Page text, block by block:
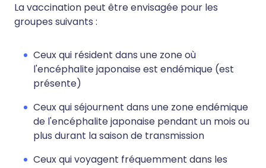
La vaccination peut être envisagée pour les
groupes suivants :
Ceux qui résident dans une zone où
l'encéphalite japonaise est endémique (est
présente)
Ceux qui séjournent dans une zone endémique
de l'encéphalite japonaise pendant un mois ou
plus durant la saison de transmission
Ceux qui voyagent fréquemment dans les